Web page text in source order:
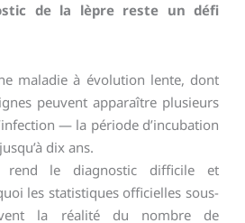
de la lèpre reste un défi
maladie à évolution lente, dont
peuvent apparaître plusieurs
— la période d’incubation
dix ans.
rend le diagnostic difficile et
les statistiques officielles sous-
la réalité du nombre de